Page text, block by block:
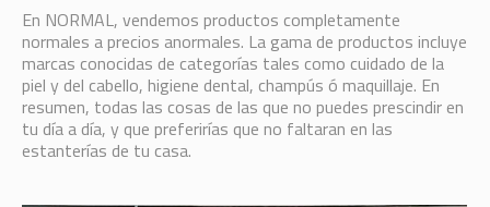
En NORMAL, vendemos productos completamente
normales a precios anormales. La gama de productos incluye
marcas conocidas de categorías tales como cuidado de la
piel y del cabello, higiene dental, champús ó maquillaje. En
resumen, todas las cosas de las que no puedes prescindir en
tu día a día, y que preferirías que no faltaran en las
estanterías de tu casa.